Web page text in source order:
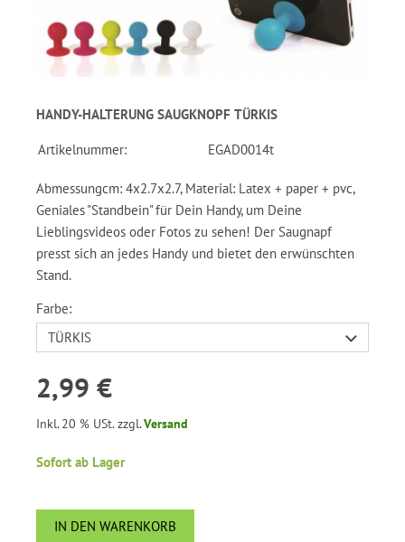
HANDY-HALTERUNG SAUGKNOPF TÜRKIS
Artikelnummer: EGAD0014t
Abmessungcm: 4x2.7x2.7, Material: Latex + paper + pvc,
Geniales "Standbein" für Dein Handy, um Deine
Lieblingsvideos oder Fotos zu sehen! Der Saugnapf
presst sich an jedes Handy und bietet den erwünschten
Stand.
Farbe:
2,99 €
Inkl. 20 % USt. zzgl.Versand
Sofort ab Lager
IN DEN WARENKORB